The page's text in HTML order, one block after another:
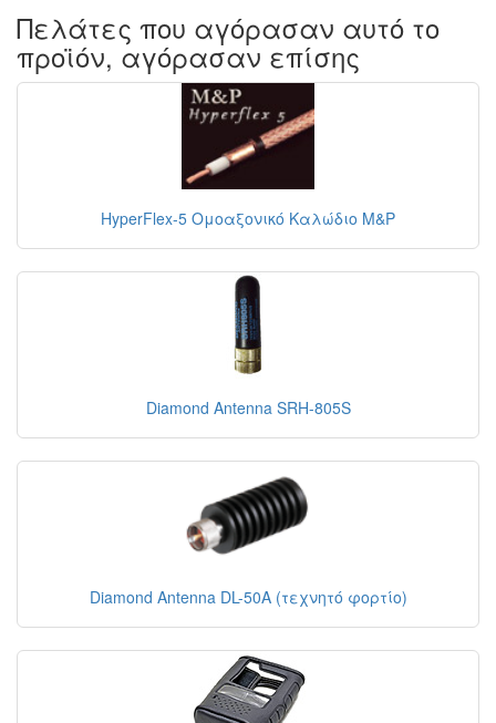
Πελάτες που αγόρασαν αυτό το
προϊόν, αγόρασαν επίσης
HyperFlex-5 Ομοαξονικό Καλώδιο M&P
Diamond Antenna SRH-805S
Diamond Antenna DL-50A (τεχνητό φορτίο)